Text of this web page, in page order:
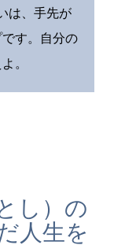
は、手先が
す。自分の
。
し）の
人生を